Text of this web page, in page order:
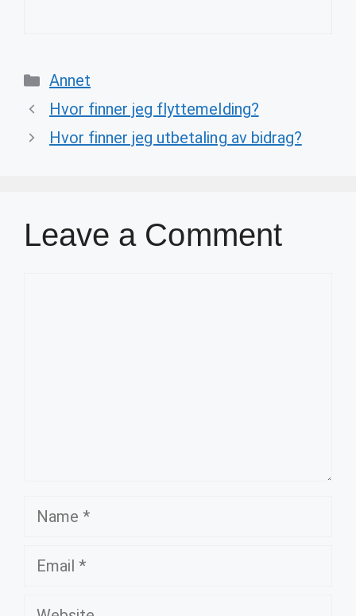
Categories
Annet
Hvor finner jeg flyttemelding?
Hvor finner jeg utbetaling av bidrag?
Leave a Comment
Name
Email
Website